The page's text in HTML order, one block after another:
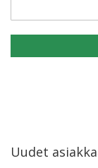
Uudet